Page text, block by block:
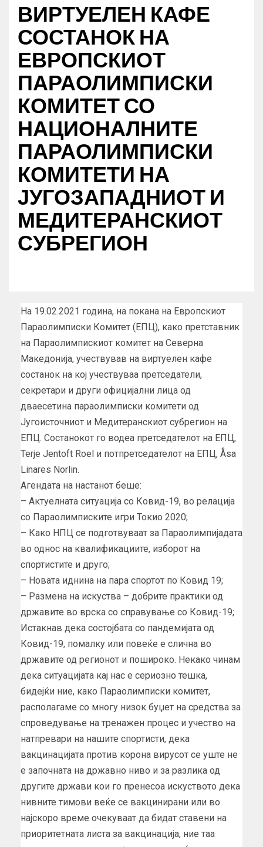
ВИРТУЕЛЕН КАФЕ
СОСТАНОК НА
ЕВРОПСКИОТ
ПАРАОЛИМПИСКИ
КОМИТЕТ СО
НАЦИОНАЛНИТЕ
ПАРАОЛИМПИСКИ
КОМИТЕТИ НА
ЈУГОЗАПАДНИОТ И
МЕДИТЕРАНСКИОТ
СУБРЕГИОН
На 19.02.2021 година, на покана на Европскиот
Параолимписки Комитет (ЕПЦ), како претставник
на Параолимпискиот комитет на Северна
Македонија, учествував на виртуелен кафе
состанок на кој учествуваа претседатели,
секретари и други официјални лица од
дваесетина параолимписки комитети од
Југоисточниот и Медитеранскиот субрегион на
ЕПЦ. Состанокот го водеа претседателот на ЕПЦ,
Terje Jentoft Roel и потпретседателот на ЕПЦ, Åsa
Linares Norlin.
Агендата на настанот беше:
– Актуелната ситуација со Ковид-19, во релација
со Параолимписките игри Токио 2020;
– Како НПЦ се подготвуваат за Параолимпијадата
во однос на квалификациите, изборот на
спортистите и друго;
– Новата иднина на пара спортот по Ковид 19;
– Размена на искуства – добрите практики од
државите во врска со справување со Ковид-19;
Истакнав дека состојбата со пандемијата од
Ковид-19, помалку или повеќе е слична во
државите од регионот и пошироко. Некако чинам
дека ситуацијата кај нас е сериозно тешка,
бидејќи ние, како Параолимписки комитет,
располагаме со многу низок буџет на средства за
спроведување на тренажен процес и учество на
натпревари на нашите спортисти, дека
вакцинацијата против корона вирусот се уште не
е започната на државно ниво и за разлика од
другите држави кои го пренесоа искуството дека
нивните тимови веќе се вакцинирани или во
најскоро време очекуваат да бидат ставени на
приоритетната листа за вакцинација, ние таа